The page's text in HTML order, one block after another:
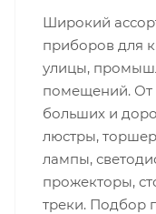
Широкий
приборов для
улицы,
помещений. От
больших и
люстры,
лампы,
прожекторы,
треки. Подбор